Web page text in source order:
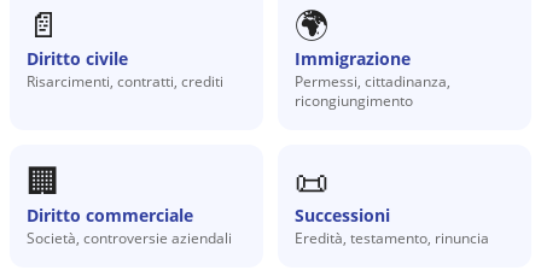
📄
Diritto civile
Risarcimenti, contratti, crediti
🌍
Immigrazione
Permessi, cittadinanza,
ricongiungimento
🏢
Diritto commerciale
Società, controversie aziendali
📜
Successioni
Eredità, testamento, rinuncia